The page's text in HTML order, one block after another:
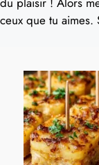
ceux que tu aimes.